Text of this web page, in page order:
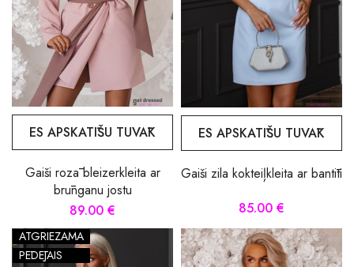
ES APSKATĪŠU TUVĀK
Gaiši rozā bleizerkleita ar
brūnganu jostu
89.00 €
ES APSKATĪŠU TUVĀK
Gaiši zila kokteiļkleita ar bantīti
85.00 €
ATGRIEZAMA
PĒDĒJAIS